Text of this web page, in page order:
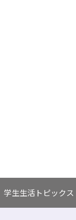
学生生活トピックス